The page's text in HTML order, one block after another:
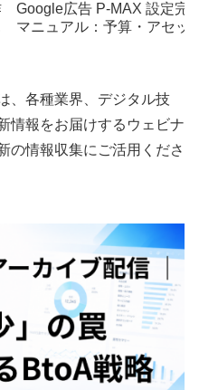
Google広告 P-MAX 設定完
マニュアル：予算・アセッ
、各種業界、デジタル技
情報をお届けするウェビナ
の情報収集にご活用くださ